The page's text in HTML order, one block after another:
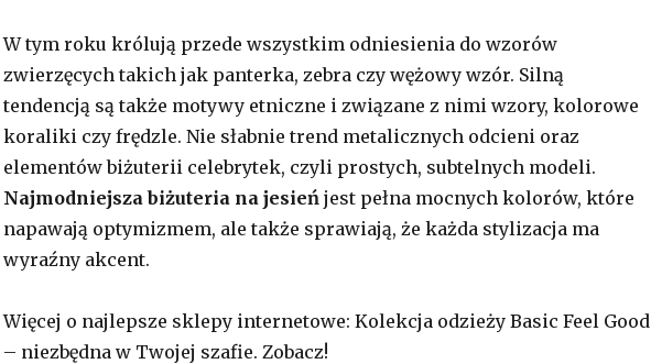
W tym roku królują przede wszystkim odniesienia do wzorów
zwierzęcych takich jak panterka, zebra czy wężowy wzór. Silną
tendencją są także motywy etniczne i związane z nimi wzory, kolorowe
koraliki czy frędzle. Nie słabnie trend metalicznych odcieni oraz
elementów biżuterii celebrytek, czyli prostych, subtelnych modeli.
Najmodniejsza biżuteria na jesieńjest pełna mocnych kolorów, które
napawają optymizmem, ale także sprawiają, że każda stylizacja ma
wyraźny akcent.
Więcej o najlepsze sklepy internetowe: Kolekcja odzieży Basic Feel Good
– niezbędna w Twojej szafie. Zobacz!